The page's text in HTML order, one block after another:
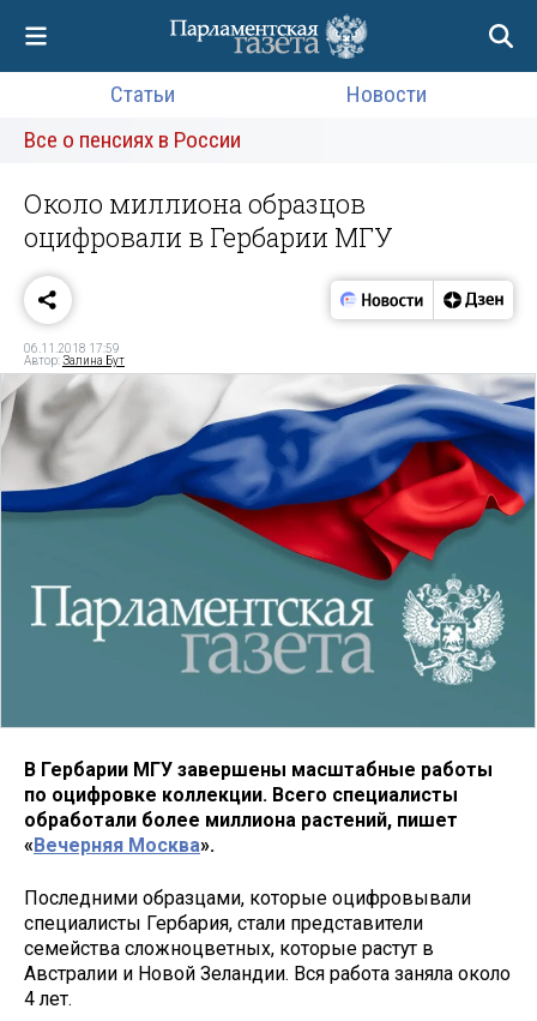
Статьи
Новости
Все о пенсиях в России
Около миллиона образцов
оцифровали в Гербарии МГУ
06.11.2018 17:59
Автор:Залина Бут
В Гербарии МГУ завершены масштабные работы
по оцифровке коллекции. Всего специалисты
обработали более миллиона растений, пишет
«Вечерняя Москва».
Последними образцами, которые оцифровывали
специалисты Гербария, стали представители
семейства сложноцветных, которые растут в
Австралии и Новой Зеландии. Вся работа заняла около
4 лет.